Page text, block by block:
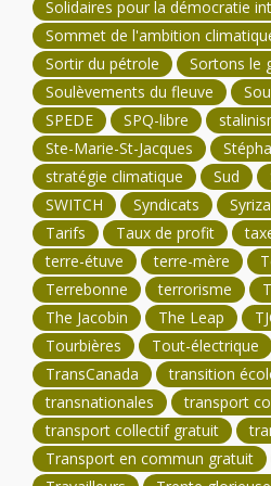
Solidaires pour la démocratie
Sommet de l'ambition
Sortir du pétrole
Sortons le
Soulèvements du fleuve
SPEDE
SPQ-libre
Ste-Marie-St-Jacques
stratégie climatique
Sud
SWITCH
Syndicats Syriza
Tarifs
Taux de profit
terre-étuve
terre-mère
Terrebonne
terrorisme
The Jacobin
The Leap
Tourbières
Tout-électrique
TransCanada
transition
transnationales
transport
transport collectif gratuit
Transport en commun gratuit